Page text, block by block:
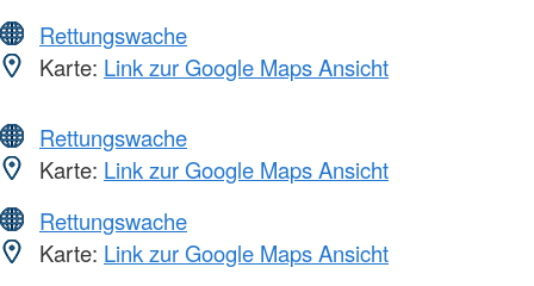
Rettungswache
Karte: Link zur Google Maps Ansicht
Rettungswache
Karte: Link zur Google Maps Ansicht
Rettungswache
Karte: Link zur Google Maps Ansicht